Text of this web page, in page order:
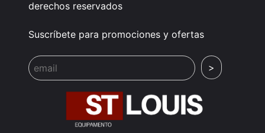
derechos reservados
Suscríbete para promociones y ofertas